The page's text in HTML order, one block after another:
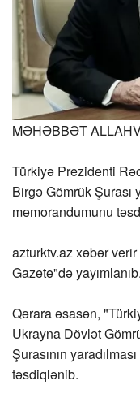
MƏHƏBBƏT
Türkiyə Prezidenti
Birgə Gömrük Şurası
memorandumunu
azturktv.azxəbər
Gazete"də yayımlanıb.
Qərara əsasən,
Ukrayna Dövlət
Şurasının
təsdiqlənib.